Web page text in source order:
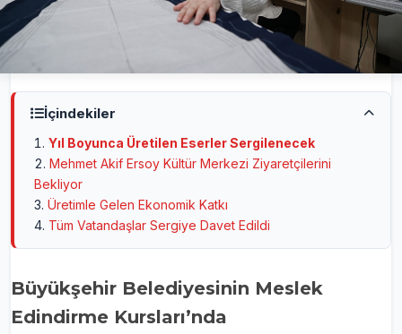
İçindekiler
Yıl Boyunca Üretilen Eserler Sergilenecek
Mehmet Akif Ersoy Kültür Merkezi Ziyaretçilerini
Bekliyor
Üretimle Gelen Ekonomik Katkı
Tüm Vatandaşlar Sergiye Davet Edildi
Büyükşehir Belediyesinin Meslek
Edindirme Kursları’nda